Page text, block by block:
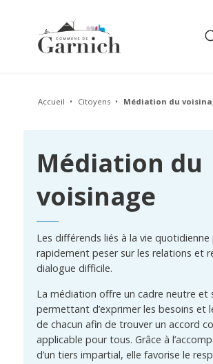
Accueil Citoyens Médiation du
Médiation du
voisinage
Les différends liés à la vie
rapidement peser sur les relations et
dialogue difficile.
La médiation offre un cadre neutre et
permettant d’exprimer les besoins et
de chacun afin de trouver un accord
applicable pour tous. Grâce à
d’un tiers impartial, elle favorise le